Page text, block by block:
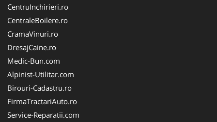
CentruInchirieri.ro
CentraleBoilere.ro
CramaVinuri.ro
DresajCaine.ro
Medic-Bun.com
Alpinist-Utilitar.com
Birouri-Cadastru.ro
FirmaTractariAuto.ro
Service-Reparatii.com